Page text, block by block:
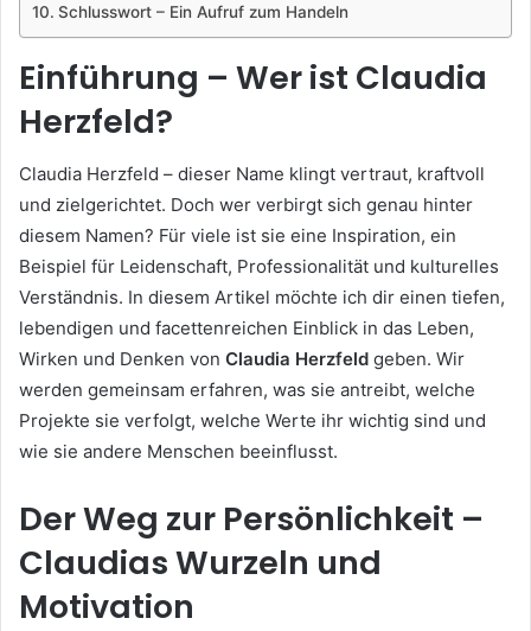
Schlusswort – Ein Aufruf zum Handeln
Einführung – Wer ist Claudia
Herzfeld?
Claudia Herzfeld – dieser Name klingt vertraut, kraftvoll
und zielgerichtet. Doch wer verbirgt sich genau hinter
diesem Namen? Für viele ist sie eine Inspiration, ein
Beispiel für Leidenschaft, Professionalität und kulturelles
Verständnis. In diesem Artikel möchte ich dir einen tiefen,
lebendigen und facettenreichen Einblick in das Leben,
Wirken und Denken von Claudia Herzfeld geben. Wir
werden gemeinsam erfahren, was sie antreibt, welche
Projekte sie verfolgt, welche Werte ihr wichtig sind und
wie sie andere Menschen beeinflusst.
Der Weg zur Persönlichkeit –
Claudias Wurzeln und
Motivation